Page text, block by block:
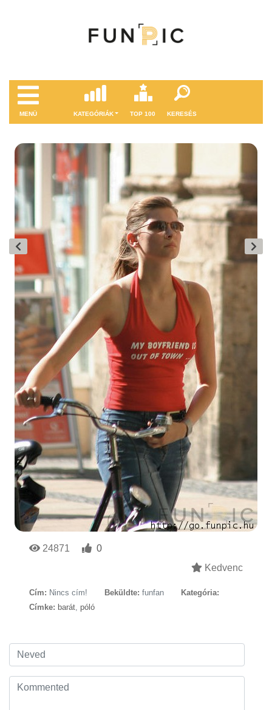
MENÜ KATEGÓRIÁK TOP 100 KERESÉS
24871
0
Kedvenc
Cím: Nincs cím! Beküldte: funfan
Kategória:
Címke: barát, póló